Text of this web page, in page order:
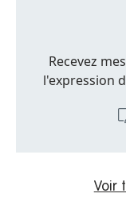
Recevez
l'expression
Voir